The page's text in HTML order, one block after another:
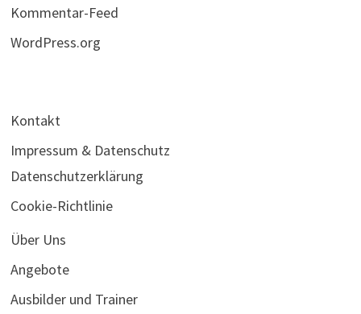
Kommentar-Feed
WordPress.org
Kontakt
Impressum & Datenschutz
Datenschutzerklärung
Cookie-Richtlinie
Über Uns
Angebote
Ausbilder und Trainer